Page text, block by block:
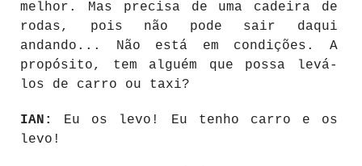
melhor. Mas precisa de uma cadeira de
rodas, pois não pode sair daqui
andando... Não está em condições. A
propósito, tem alguém que possa levá-
los de carro ou taxi?
IAN:
Eu os levo! Eu tenho carro e os
levo!